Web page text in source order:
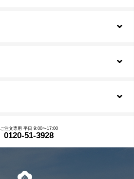
ご注文専用 平日 9:00〜17:00
0120-51-3928